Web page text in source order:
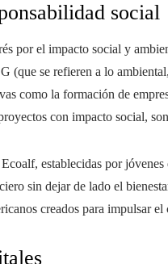
social
por el impacto social y
(que se refieren a lo
como la formación de
con impacto social,
establecidas por
sin dejar de lado el
creados para impulsar